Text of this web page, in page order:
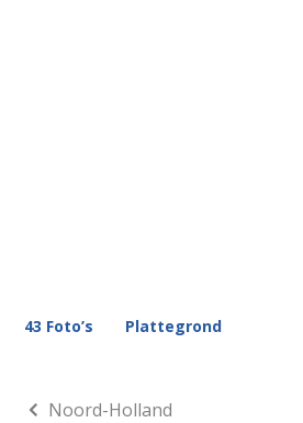
43 Foto’s Plattegrond
Noord-Holland